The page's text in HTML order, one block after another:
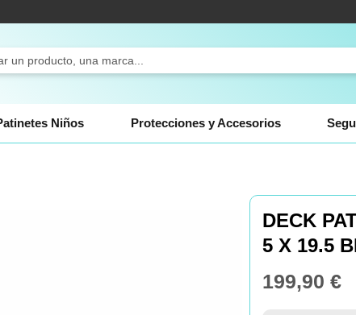
Niños Protecciones y Accesorios
DECK
5 X 19.5
199,90 €